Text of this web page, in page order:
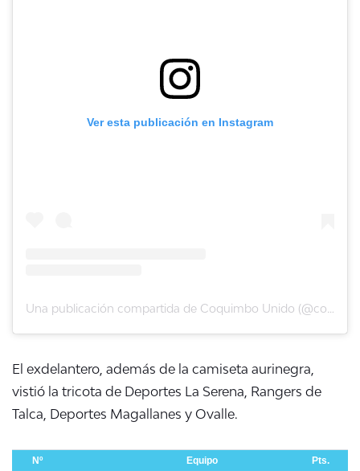
Ver esta publicación en Instagram
El exdelantero, además de la camiseta aurinegra,
vistió la tricota de Deportes La Serena, Rangers de
Talca, Deportes Magallanes y Ovalle.